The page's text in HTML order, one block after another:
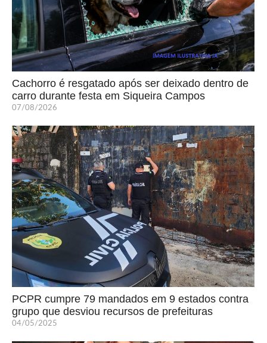
Cachorro é resgatado após ser deixado dentro de
carro durante festa em Siqueira Campos
07/08/2026
PCPR cumpre 79 mandados em 9 estados contra
grupo que desviou recursos de prefeituras
04/05/2025